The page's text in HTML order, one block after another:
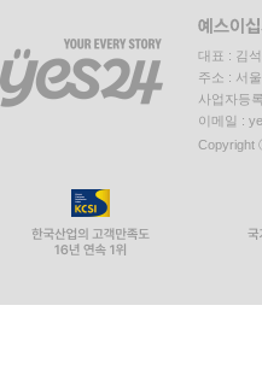
대표 : 김
주소 : 서
사업자등
이메일 :
Copyright